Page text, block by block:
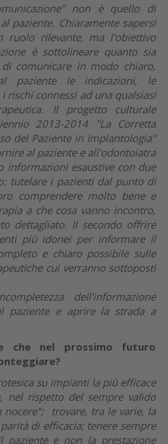
non è quello di
paziente. Chiaramente sapersi
ruolo rilevante, ma l'obiettivo
è sottolineare quanto sia
comunicare in modo chiaro,
paziente le indicazioni, le
rischi connessi ad una qualsiasi
Il progetto culturale
2013-2014 "La Corretta
del Paziente in Implantologia"
al paziente e all'odontoiatra
informazioni esaustive con due
tutelare i pazienti dal punto di
comprendere molto bene e
a che cosa vanno incontro,
dettagliato. Il secondo offrire
più idonei per informare il
e chiaro possibile sulle
cui verranno sottoposti
dell'informazione
paziente e aprire la strada a
che nel prossimo futuro
su impianti la più efficace
nel rispetto del sempre valido
trovare, tra le varie, la
di efficacia; tenere sempre
paziente e non la prestazione